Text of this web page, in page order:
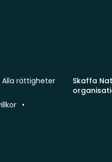
Skaffa
Alla rättigheter